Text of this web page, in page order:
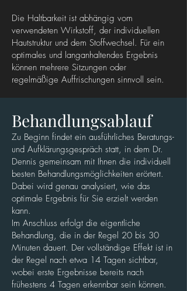
Die Haltbarkeit ist abhängig vom
verwendeten Wirkstoff, der individuellen
Hautstruktur und dem Stoffwechsel. Für ein
optimales und langanhaltendes Ergebnis
können mehrere Sitzungen oder
regelmäßige Auffrischungen sinnvoll sein.
Behandlungsablauf
Zu Beginn findet ein ausführliches Beratungs-
und Aufklärungsgespräch statt, in dem Dr.
Dennis gemeinsam mit Ihnen die individuell
besten Behandlungsmöglichkeiten erörtert.
Dabei wird genau analysiert, wie das
optimale Ergebnis für Sie erzielt werden
kann.
Im Anschluss erfolgt die eigentliche
Behandlung, die in der Regel 20 bis 30
Minuten dauert. Der vollständige Effekt ist in
der Regel nach etwa 14 Tagen sichtbar,
wobei erste Ergebnisse bereits nach
frühestens 4 Tagen erkennbar sein können.